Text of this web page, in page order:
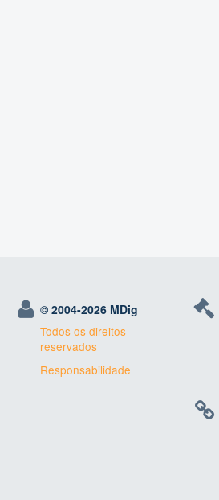
© 2004-2026 MDig
Todos os direitos
reservados
Responsabilidade